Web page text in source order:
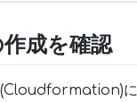
成を確認
に